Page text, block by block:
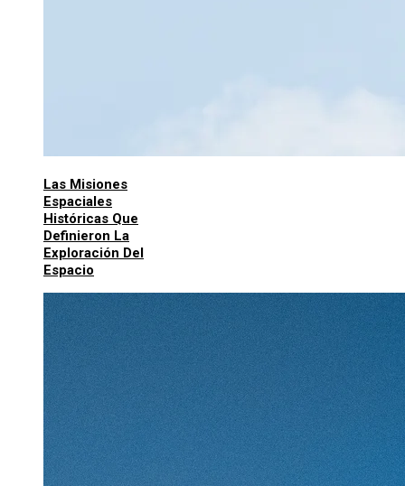
Las Misiones
Espaciales
Históricas Que
Definieron La
Exploración Del
Espacio